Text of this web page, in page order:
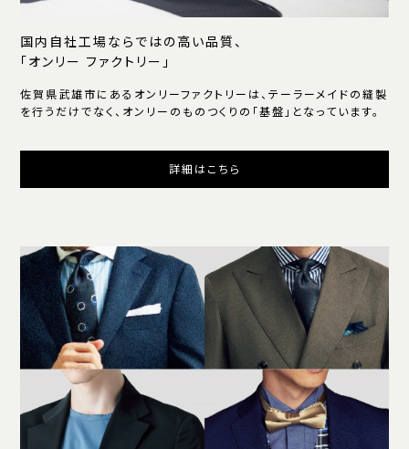
国内自社工場ならではの高い品質、
「オンリー ファクトリー」
佐賀県武雄市にあるオンリーファクトリーは、テーラーメイドの縫製
を行うだけでなく、オンリーのものつくりの「基盤」となっています。
詳細はこちら